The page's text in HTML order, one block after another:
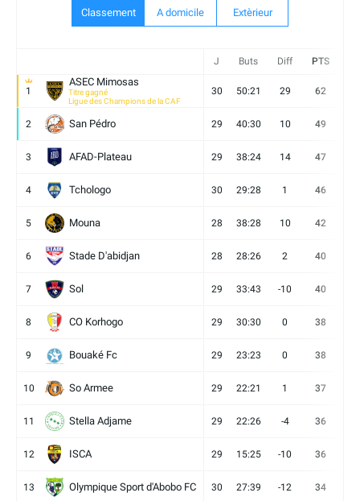
Classement A domicile Extèrieur
J Buts Diff PTS
1
ASEC Mimosas
Titre gagné
Ligue des Champions de la CAF
30 50:21 29 62
2 San Pédro 29 40:30 10 49
3 AFAD-Plateau 29 38:24 14 47
4 Tchologo 30 29:28 1 46
5 Mouna 28 38:28 10 42
6 Stade D'abidjan 28 28:26 2 40
7 Sol 29 33:43 -10 40
8 CO Korhogo 29 30:30 0 38
9 Bouaké Fc 29 23:23 0 38
10 So Armee 29 22:21 1 37
11 Stella Adjame 29 22:26 -4 36
12 ISCA 29 15:25 -10 36
13 Olympique Sport d'Abobo FC 30 27:39 -12 34